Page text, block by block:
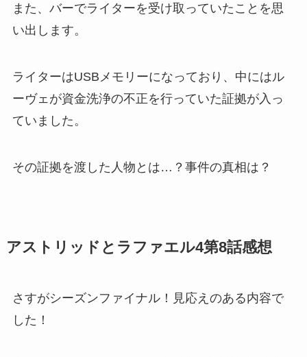
また、バーでライターを受け取っていたことを思
い出します。
ライターはUSBメモリーになっており、中にはル
ーヴェが資金洗浄の不正を行っていた証拠が入っ
ていました。
その証拠を渡した人物とは…？事件の真相は？
アストリッドとラファエル4第8話感想
さすがシーズンファイナル！見応えのある内容で
した！